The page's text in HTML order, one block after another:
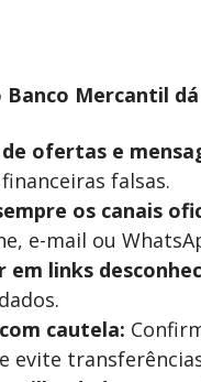
Banco Mercantil
ofertas e
falsas.
os canais
e-mail ou
em links
cautela:
evite